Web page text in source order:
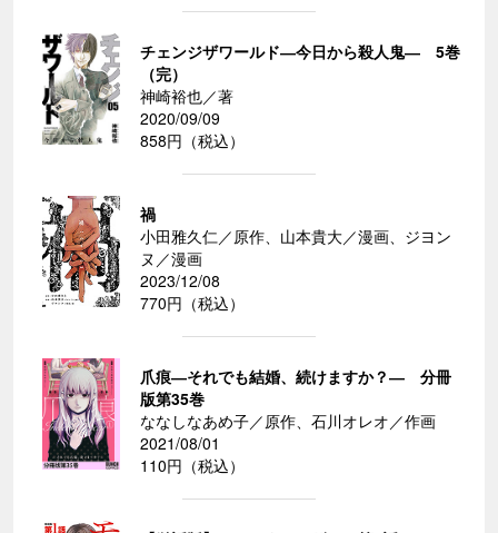
チェンジザワールド―今日から殺人鬼― 5巻
（完）
神崎裕也／著
2020/09/09
858円（税込）
禍
小田雅久仁／原作、山本貴大／漫画、ジヨン
ヌ／漫画
2023/12/08
770円（税込）
爪痕―それでも結婚、続けますか？― 分冊
版第35巻
ななしなあめ子／原作、石川オレオ／作画
2021/08/01
110円（税込）